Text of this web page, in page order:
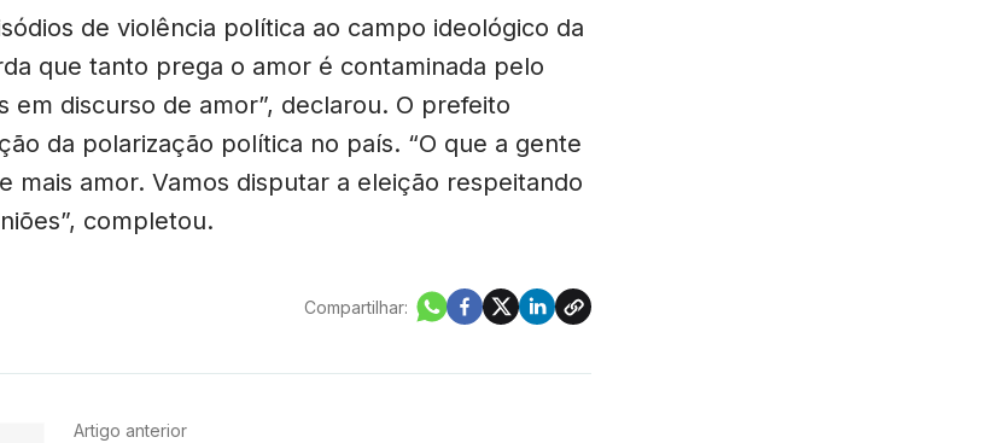
de violência política ao campo ideológico da
que tanto prega o amor é contaminada pelo
em discurso de amor”, declarou. O prefeito
da polarização política no país. “O que a gente
mais amor. Vamos disputar a eleição respeitando
completou.
Compartilhar:
Artigo anterior